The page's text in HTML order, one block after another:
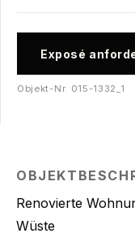
Exposé
Objekt-Nr. 015-1332_1
Renovierte
Wüste